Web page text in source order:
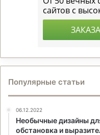
Популярные статьи
06.12.2022
Необычные дизайны
обстановка и